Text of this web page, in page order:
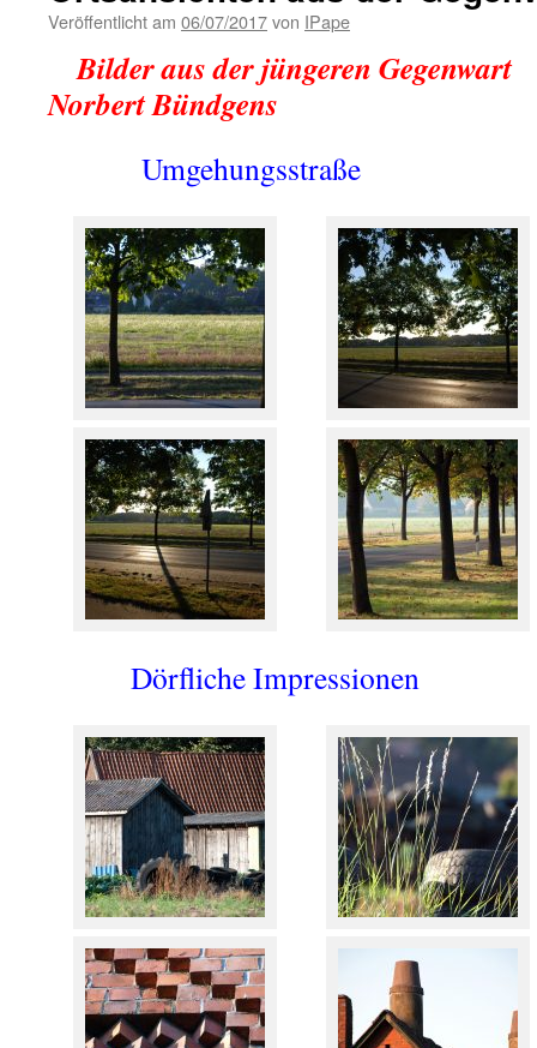
Veröffentlicht am 06/07/2017von IPape
Bilder aus der jüngeren
Norbert Bündgens
Umgehungsstraße
Dörfliche Impressionen